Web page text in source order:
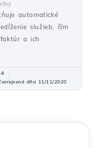
automatické
služieb, čím
a ich
dňa 11/11/2020